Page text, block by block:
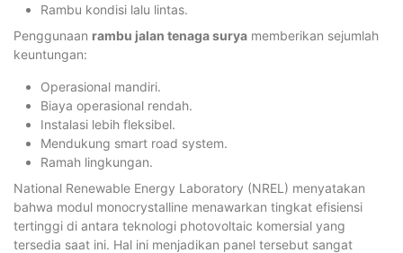
Rambu kondisi lalu lintas.
Penggunaan rambu jalan tenaga surya memberikan sejumlah
keuntungan:
Operasional mandiri.
Biaya operasional rendah.
Instalasi lebih fleksibel.
Mendukung smart road system.
Ramah lingkungan.
National Renewable Energy Laboratory (NREL) menyatakan
bahwa modul monocrystalline menawarkan tingkat efisiensi
tertinggi di antara teknologi photovoltaic komersial yang
tersedia saat ini. Hal ini menjadikan panel tersebut sangat